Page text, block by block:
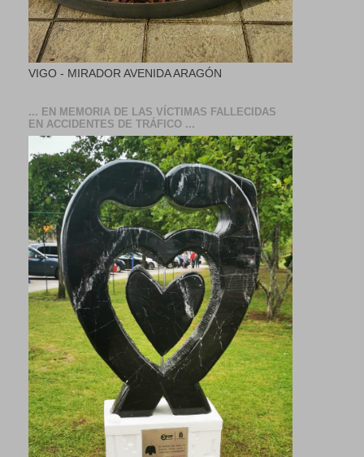
VIGO - MIRADOR AVENIDA ARAGÓN
... EN MEMORIA DE LAS VÍCTIMAS FALLECIDAS
EN ACCIDENTES DE TRÁFICO ...